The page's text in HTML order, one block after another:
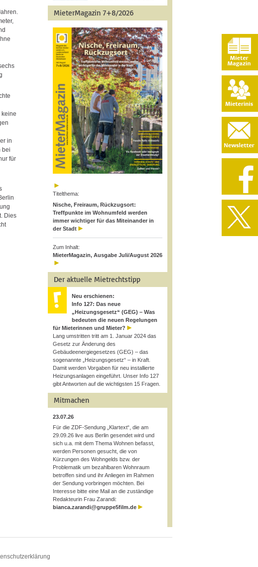
keine
in
bei
für
Dies
MieterMagazin 7+8/2026
Titelthema:
Nische, Freiraum, Rückzugsort:
Treffpunkte im Wohnumfeld werden
immer wichtiger für das Miteinander in
der Stadt
Zum Inhalt:
MieterMagazin, Ausgabe Juli/August 2026
Der aktuelle Mietrechtstipp
Neu erschienen:
Info 127: Das neue
„Heizungsgesetz“ (GEG) – Was
bedeuten die neuen Regelungen
für Mieterinnen und Mieter?
Lang umstritten tritt am 1. Januar 2024 das
Gesetz zur Änderung des
Gebäudeenergiegesetzes (GEG) – das
sogenannte „Heizungsgesetz“ – in Kraft.
Damit werden Vorgaben für neu installierte
Heizungsanlagen eingeführt. Unser Info 127
gibt Antworten auf die wichtigsten 15 Fragen.
Mitmachen
23.07.26
Für die ZDF-Sendung „Klartext“, die am
29.09.26 live aus Berlin gesendet wird und
sich u.a. mit dem Thema Wohnen befasst,
werden Personen gesucht, die von
Kürzungen des Wohngelds bzw. der
Problematik um bezahlbaren Wohnraum
betroffen sind und ihr Anliegen im Rahmen
der Sendung vorbringen möchten. Bei
Interesse bitte eine Mail an die zuständige
Redakteurin Frau Zarandi:
bianca.zarandi@gruppe5film.de